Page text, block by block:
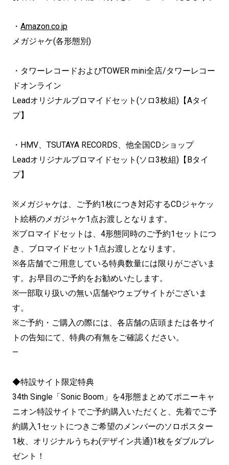
・ Amazon.co.jp
メガジャケ(各形態別)
・タワーレコードおよびTOWER mini全店/タワーレコー
ドオンライン
Leadオリジナルブロマイドセット(ソロ3枚組)【Aタイ
プ】
・HMV、TSUTAYA RECORDS、他全国CDショップ
Leadオリジナルブロマイドセット(ソロ3枚組)【Bタイ
プ】
※メガジャケは、ご予約1枚につき対応するCDジャケッ
ト絵柄のメガジャケ1点お渡しとなります。
※ブロマイドセットは、4形態同時のご予約1セットにつ
き、ブロマイドセット1点お渡しとなります。
※各店舗でご用意している特典数量には限りがございま
す。お早目のご予約をお勧めいたします。
※一部取り扱いの無い店舗やウェブサイトがございま
す。
※ご予約・ご購入の際には、各店舗の店頭または各サイ
トの告知にて、特典の有無をご確認ください。
—
◆特設サイト限定特典
34th Single「Sonic Boom」を4形態まとめてポニーキャ
ニオン特設サイトでご予約購入いただくと、先着でご予
約購入1セットにつきご希望のメンバーのソロポスター
1枚、オリジナルうちわ(デザイン共通)1枚をダブルプレ
ゼント！